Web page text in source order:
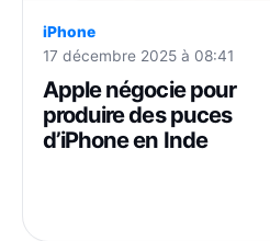
iPhone
17 décembre 2025 à 08:41
Apple négocie pour
produire des puces
d’iPhone en Inde